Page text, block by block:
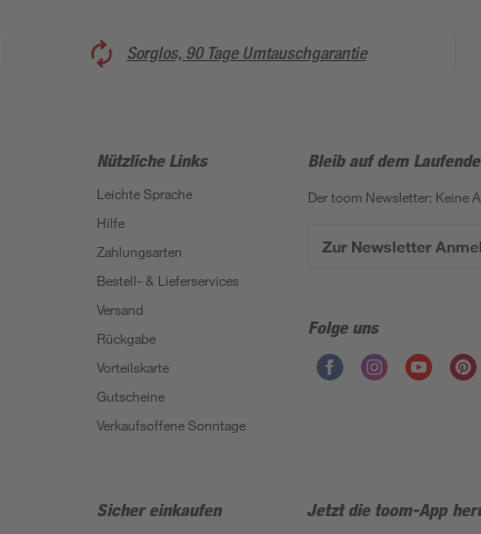
Sorglos, 90 Tage Umtauschgarantie
Nützliche Links
Leichte Sprache
Hilfe
Zahlungsarten
Bestell- & Lieferservices
Versand
Rückgabe
Vorteilskarte
Gutscheine
Verkaufsoffene Sonntage
Bleib auf dem
Der toom Newsletter: Keine
Zur Newsletter
Folge uns
Sicher einkaufen Jetzt die toom-App